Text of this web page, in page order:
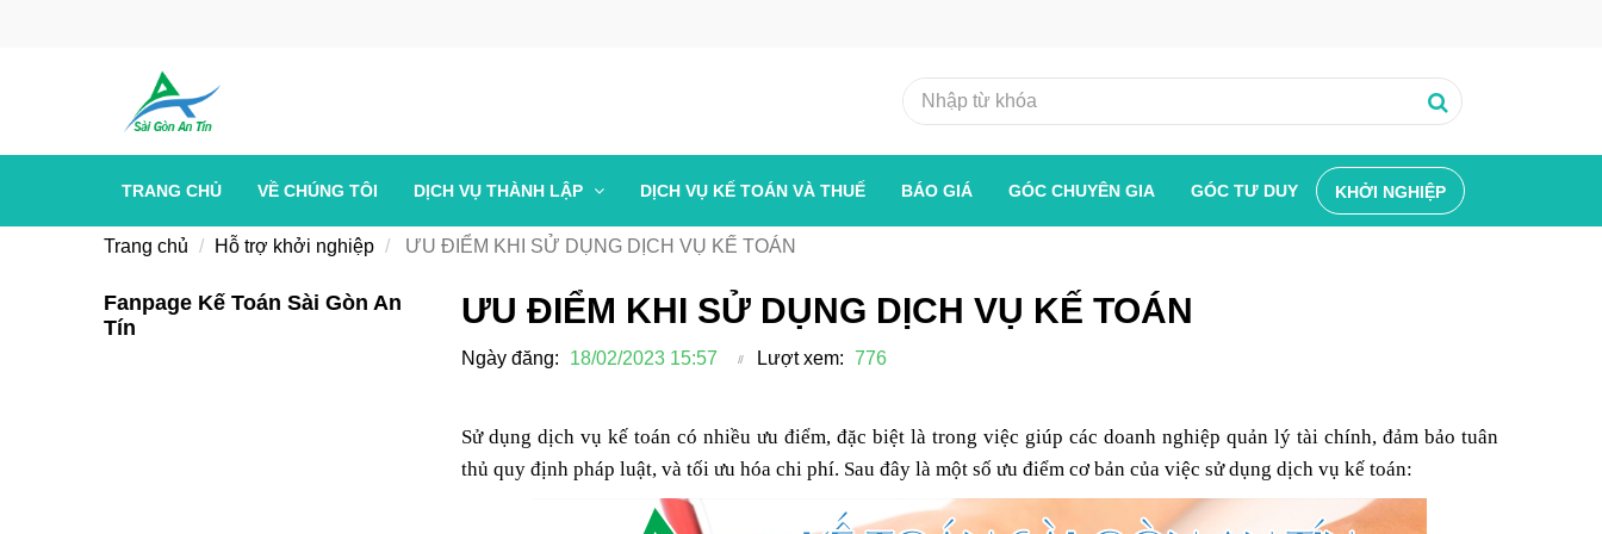
ƯU ĐIỂM KHI SỬ DỤNG DỊCH VỤ KẾ TOÁN
Ngày đăng: 18/02/2023 15:57 Lượt xem: 776
Sử dụng dịch vụ kế toán có nhiều ưu điểm, đặc biệt là trong việc giúp các doanh nghiệp quản lý tài chính, đảm bảo tuân
thủ quy định pháp luật, và tối ưu hóa chi phí. Sau đây là một số ưu điểm cơ bản của việc sử dụng dịch vụ kế toán:
Fanpage Kế Toán Sài Gòn An
Tín
TRANG CHỦ VỀ CHÚNG TÔI DỊCH VỤ THÀNH LẬP DỊCH VỤ KẾ TOÁN VÀ THUẾ BÁO GIÁ GÓC CHUYÊN GIA GÓC TƯ DUY KHỞI NGHIỆP
Trang chủ Hỗ trợ khởi nghiệp ƯU ĐIỂM KHI SỬ DỤNG DỊCH VỤ KẾ TOÁN